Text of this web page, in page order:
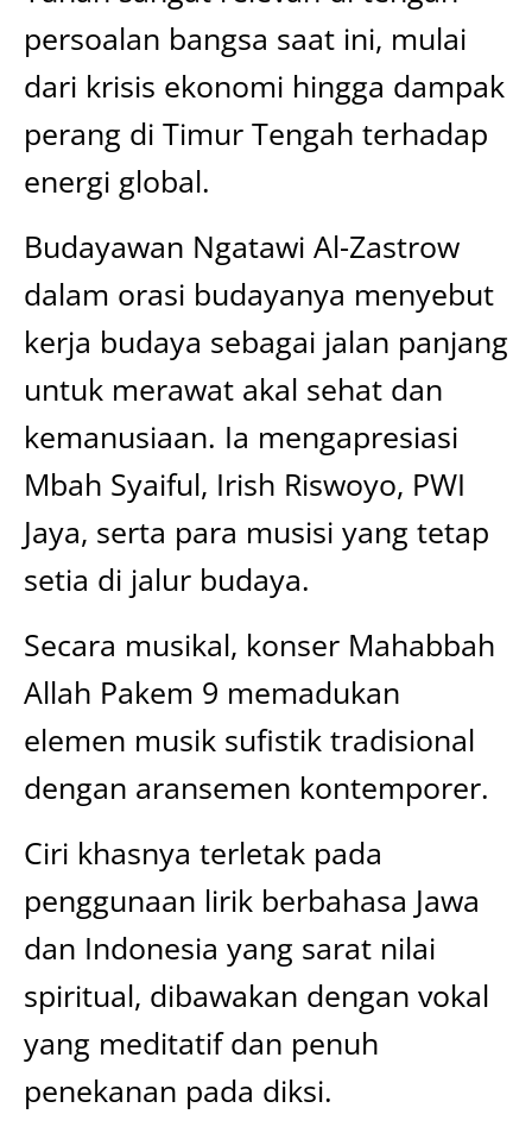
persoalan bangsa saat ini, mulai
dari krisis ekonomi hingga dampak
perang di Timur Tengah terhadap
energi global.
Budayawan Ngatawi Al-Zastrow
dalam orasi budayanya menyebut
kerja budaya sebagai jalan panjang
untuk merawat akal sehat dan
kemanusiaan. Ia mengapresiasi
Mbah Syaiful, Irish Riswoyo, PWI
Jaya, serta para musisi yang tetap
setia di jalur budaya.
Secara musikal, konser Mahabbah
Allah Pakem 9 memadukan
elemen musik sufistik tradisional
dengan aransemen kontemporer.
Ciri khasnya terletak pada
penggunaan lirik berbahasa Jawa
dan Indonesia yang sarat nilai
spiritual, dibawakan dengan vokal
yang meditatif dan penuh
penekanan pada diksi.